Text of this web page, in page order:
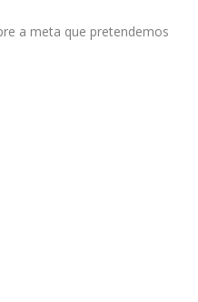
a meta que pretendemos